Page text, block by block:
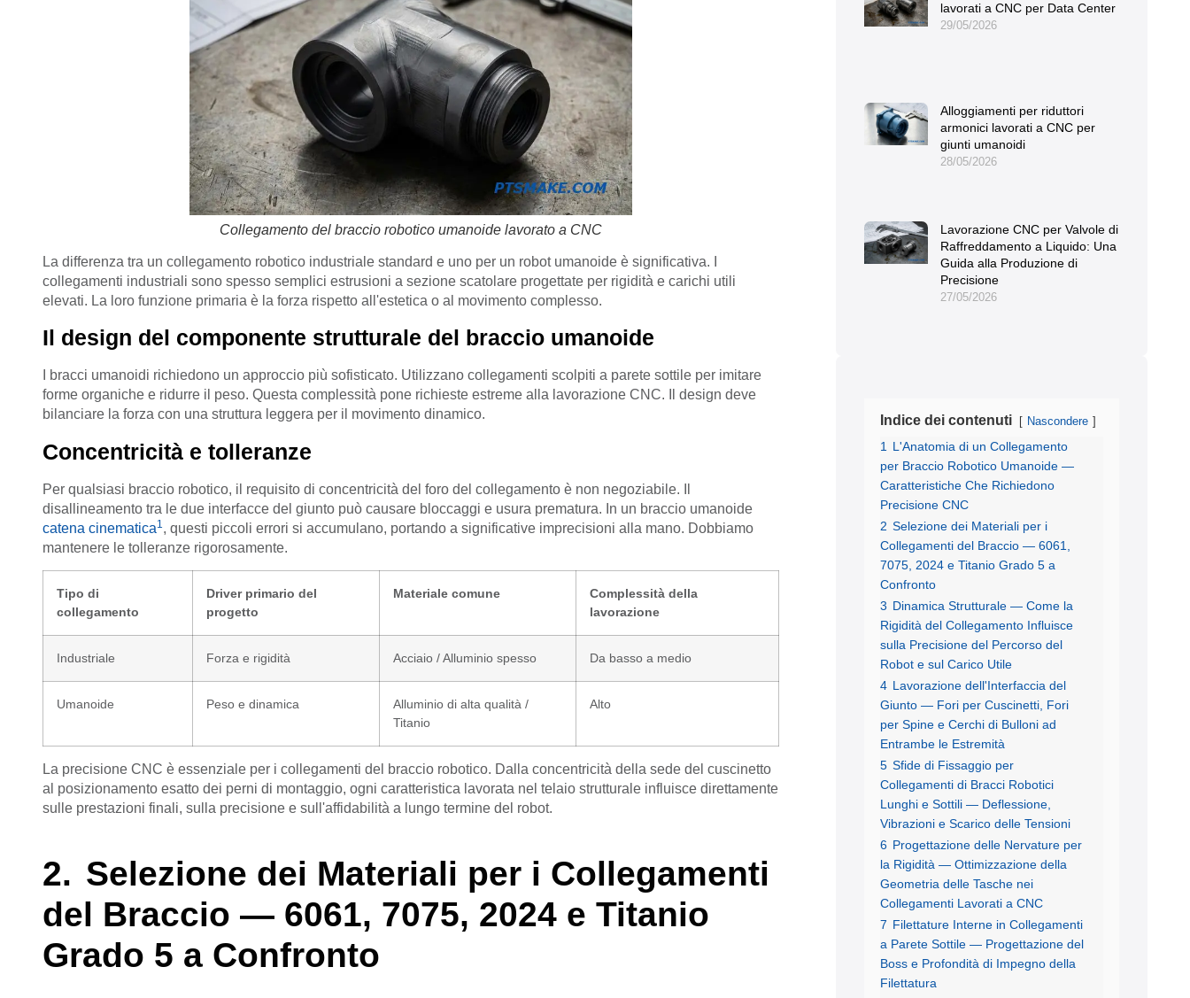
Collegamento del braccio robotico umanoide lavorato a CNC
La differenza tra un collegamento robotico industriale standard e uno per un robot umanoide è significativa. I
collegamenti industriali sono spesso semplici estrusioni a sezione scatolare progettate per rigidità e carichi utili
elevati. La loro funzione primaria è la forza rispetto all'estetica o al movimento complesso.
Il design del componente strutturale del braccio umanoide
I bracci umanoidi richiedono un approccio più sofisticato. Utilizzano collegamenti scolpiti a parete sottile per imitare
forme organiche e ridurre il peso. Questa complessità pone richieste estreme alla lavorazione CNC. Il design deve
bilanciare la forza con una struttura leggera per il movimento dinamico.
Concentricità e tolleranze
Per qualsiasi braccio robotico, il requisito di concentricità del foro del collegamento è non negoziabile. Il
disallineamento tra le due interfacce del giunto può causare bloccaggi e usura prematura. In un braccio umanoide
catena cinematica1 , questi piccoli errori si accumulano, portando a significative imprecisioni alla mano. Dobbiamo
mantenere le tolleranze rigorosamente.
Tipo di
collegamento
Driver primario del
progetto
Materiale comune
Complessità della
lavorazione
Industriale Forza e rigidità Acciaio / Alluminio spesso Da basso a medio
Umanoide Peso e dinamica
Alluminio di alta qualità /
Titanio
Alto
La precisione CNC è essenziale per i collegamenti del braccio robotico. Dalla concentricità della sede del cuscinetto
al posizionamento esatto dei perni di montaggio, ogni caratteristica lavorata nel telaio strutturale influisce direttamente
sulle prestazioni finali, sulla precisione e sull'affidabilità a lungo termine del robot.
Selezione dei Materiali per i Collegamenti
del Braccio — 6061, 7075, 2024 e Titanio
Grado 5 a Confronto
lavorati a CNC per Data Center
29/05/2026
Alloggiamenti per riduttori
armonici lavorati a CNC per
giunti umanoidi
28/05/2026
Lavorazione CNC per Valvole di
Raffreddamento a Liquido: Una
Guida alla Produzione di
Precisione
27/05/2026
Indice dei contenuti Nascondere
1 L'Anatomia di un Collegamento
per Braccio Robotico Umanoide —
Caratteristiche Che Richiedono
Precisione CNC
2 Selezione dei Materiali per i
Collegamenti del Braccio — 6061,
7075, 2024 e Titanio Grado 5 a
Confronto
3 Dinamica Strutturale — Come la
Rigidità del Collegamento Influisce
sulla Precisione del Percorso del
Robot e sul Carico Utile
4 Lavorazione dell'Interfaccia del
Giunto — Fori per Cuscinetti, Fori
per Spine e Cerchi di Bulloni ad
Entrambe le Estremità
5 Sfide di Fissaggio per
Collegamenti di Bracci Robotici
Lunghi e Sottili — Deflessione,
Vibrazioni e Scarico delle Tensioni
6 Progettazione delle Nervature per
la Rigidità — Ottimizzazione della
Geometria delle Tasche nei
Collegamenti Lavorati a CNC
7 Filettature Interne in Collegamenti
a Parete Sottile — Progettazione del
Boss e Profondità di Impegno della
Filettatura